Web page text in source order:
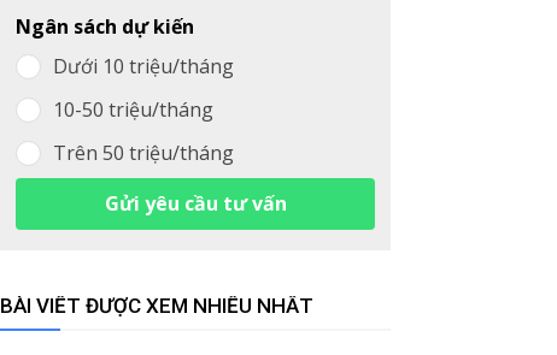
Ngân sách dự kiến
Dưới 10 triệu/tháng
10-50 triệu/tháng
Trên 50 triệu/tháng
Gửi yêu cầu tư vấn
BÀI VIẾT ĐƯỢC XEM NHIỀU NHẤT